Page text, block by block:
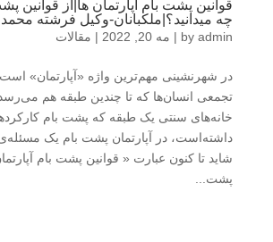
قوانین پشت بام آپارتمان ها|از قوانین
چه میدانید؟|ملکبانان-وکیل فرشته
byadmin
| مه 20, 2022 | مقالات
در شهرنشینی مهم‌ترین واژه «آپارتمان»
تجمعی انسان‌ها که تا چندین طبقه هم
خانه‌های سنتی یک طبقه که پشت بام
داشته‌است، در آپارتمان پشت بام یک
شاید تا کنون عبارت « قوانین پشت بام
پشت...